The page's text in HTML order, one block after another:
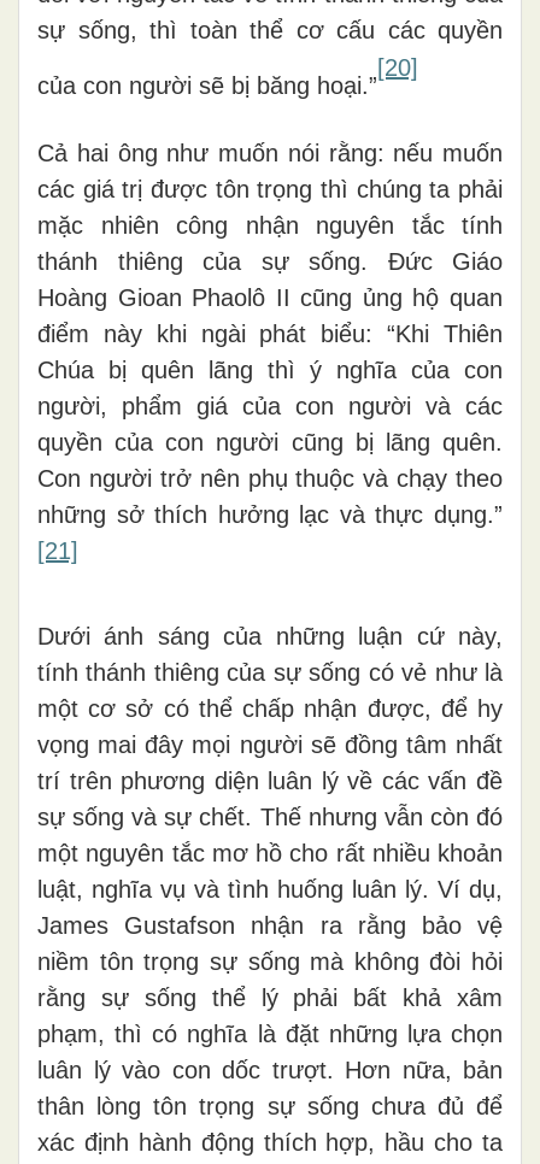
sự sống, thì toàn thể cơ cấu các quyền
của con người sẽ bị băng hoại.”
[20]
Cả hai ông như muốn nói rằng: nếu muốn
các giá trị được tôn trọng thì chúng ta phải
mặc nhiên công nhận nguyên tắc tính
thánh thiêng của sự sống. Đức Giáo
Hoàng Gioan Phaolô II cũng ủng hộ quan
điểm này khi ngài phát biểu: “Khi Thiên
Chúa bị quên lãng thì ý nghĩa của con
người, phẩm giá của con người và các
quyền của con người cũng bị lãng quên.
Con người trở nên phụ thuộc và chạy theo
những sở thích hưởng lạc và thực dụng.”
[21]
Dưới ánh sáng của những luận cứ này,
tính thánh thiêng của sự sống có vẻ như là
một cơ sở có thể chấp nhận được, để hy
vọng mai đây mọi người sẽ đồng tâm nhất
trí trên phương diện luân lý về các vấn đề
sự sống và sự chết. Thế nhưng vẫn còn đó
một nguyên tắc mơ hồ cho rất nhiều khoản
luật, nghĩa vụ và tình huống luân lý. Ví dụ,
James Gustafson nhận ra rằng bảo vệ
niềm tôn trọng sự sống mà không đòi hỏi
rằng sự sống thể lý phải bất khả xâm
phạm, thì có nghĩa là đặt những lựa chọn
luân lý vào con dốc trượt. Hơn nữa, bản
thân lòng tôn trọng sự sống chưa đủ để
xác định hành động thích hợp, hầu cho ta